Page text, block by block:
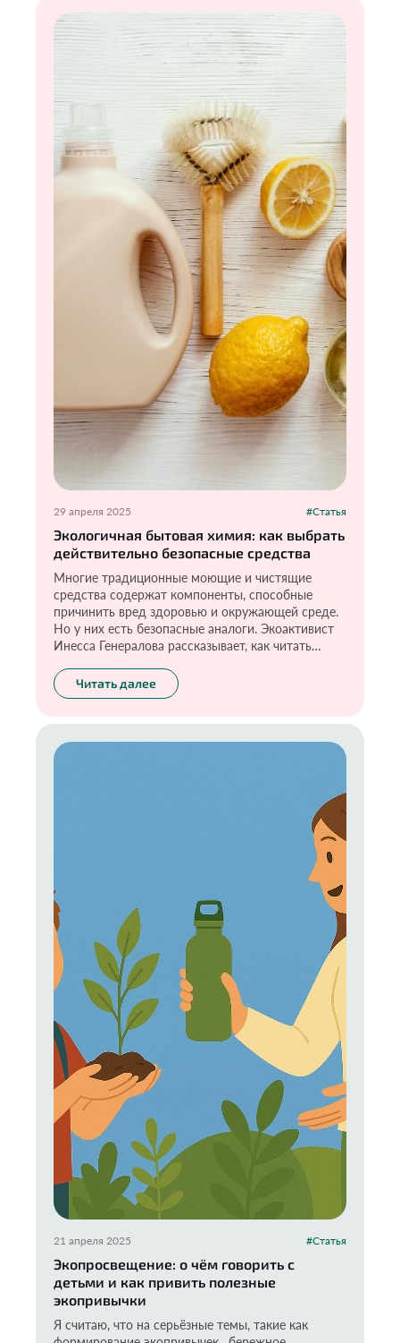
рационе, расскажу в новой статье
29 апреля 2025 #Статья
Экологичная бытовая химия: как выбрать
действительно безопасные средства
Многие традиционные моющие и чистящие
средства содержат компоненты, способные
причинить вред здоровью и окружающей среде.
Но у них есть безопасные аналоги. Экоактивист
Инесса Генералова рассказывает, как читать
справятся с грязью и бактериями без рисков для
человека и природы.
Читать далее
21 апреля 2025 #Статья
Экопросвещение: о чём говорить с
детьми и как привить полезные
экопривычки
Я считаю, что на серьёзные темы, такие как